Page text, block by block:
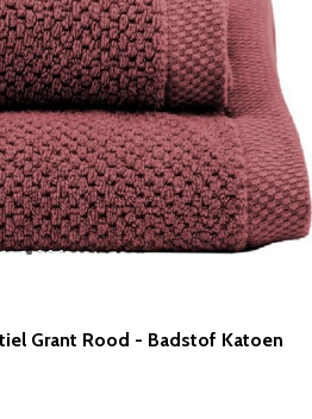
Grant Rood - Badstof Katoen